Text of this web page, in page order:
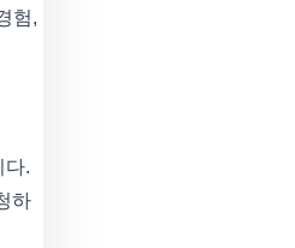
험,
다.
하